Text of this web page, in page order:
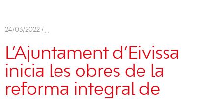
24/03/2022 / , ,
L’Ajuntament d’Eivissa
inicia les obres de la
reforma integral de